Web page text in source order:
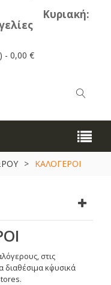
- 0,00 €
> ΚΑΛΟΓΕΡΟΙ
στις
κ΄φυσικά